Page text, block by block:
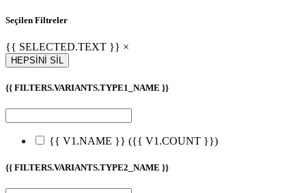
Seçilen Filtreler
{{ SELECTED.TEXT }} ×
HEPSİNİ SİL
{{ FILTERS.VARIANTS.TYPE1_NAME }}
{{ V1.NAME }} ({{ V1.COUNT }})
{{ FILTERS.VARIANTS.TYPE2_NAME }}